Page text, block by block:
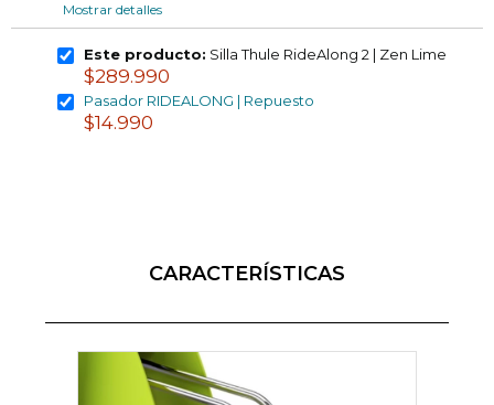
Mostrar detalles
Este producto: Silla Thule RideAlong 2 | Zen Lime
$289.990
Pasador RIDEALONG | Repuesto
$14.990
CARACTERÍSTICAS